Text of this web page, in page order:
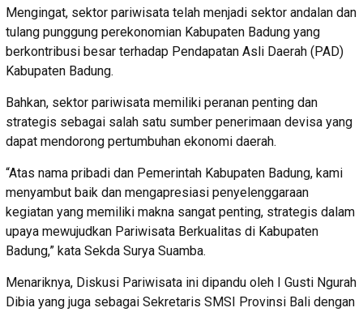
Mengingat, sektor pariwisata telah menjadi sektor andalan dan
tulang punggung perekonomian Kabupaten Badung yang
berkontribusi besar terhadap Pendapatan Asli Daerah (PAD)
Kabupaten Badung.
Bahkan, sektor pariwisata memiliki peranan penting dan
strategis sebagai salah satu sumber penerimaan devisa yang
dapat mendorong pertumbuhan ekonomi daerah.
“Atas nama pribadi dan Pemerintah Kabupaten Badung, kami
menyambut baik dan mengapresiasi penyelenggaraan
kegiatan yang memiliki makna sangat penting, strategis dalam
upaya mewujudkan Pariwisata Berkualitas di Kabupaten
Badung,” kata Sekda Surya Suamba.
Menariknya, Diskusi Pariwisata ini dipandu oleh I Gusti Ngurah
Dibia yang juga sebagai Sekretaris SMSI Provinsi Bali dengan